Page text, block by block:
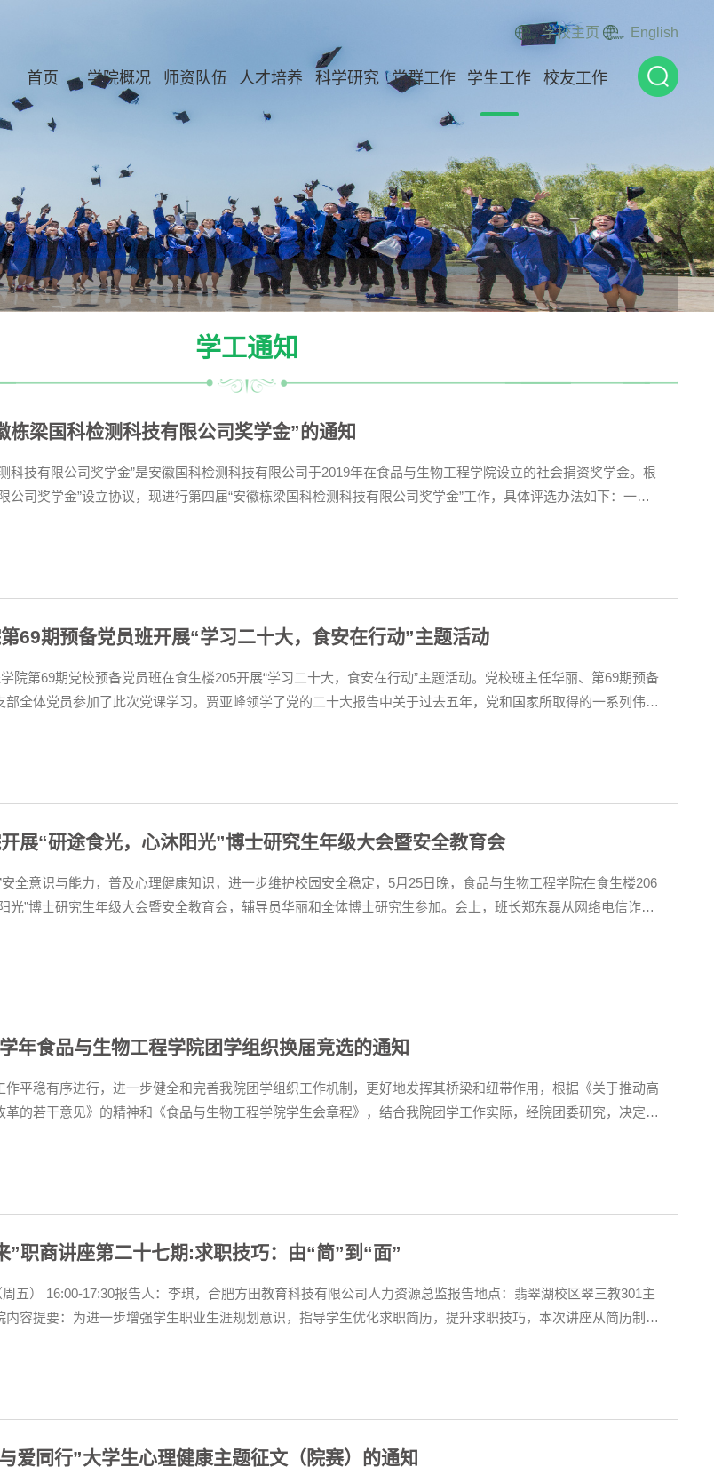
学校主页 English
首页 学院概况 师资队伍 人才培养 科学研究 党群工作 学生工作 校友工作
学工通知
栋梁国科检测科技有限公司奖学金”的通知
科技有限公司奖学金”是安徽国科检测科技有限公司于2019年在食品与生物工程学院设立的社会捐资奖学金。根
公司奖学金”设立协议，现进行第四届“安徽栋梁国科检测科技有限公司奖学金”工作，具体评选办法如下：一、
技有限公司奖学金”以食品与生物工程学院全日制本科二、三年级在校生为奖励对象，奖励数量和名额如下：合
69期预备党员班开展“学习二十大，食安在行动”主题活动
院第69期党校预备党员班在食生楼205开展“学习二十大，食安在行动”主题活动。党校班主任华丽、第69期预备
部全体党员参加了此次党课学习。贾亚峰领学了党的二十大报告中关于过去五年，党和国家所取得的一系列伟大
书记提出的“不断实现人民对美好生活的向往”为切入点，点出“吃得安全”“吃得健康”是人民群众美好生活的重要
展“研途食光，心沐阳光”博士研究生年级大会暨安全教育会
安全意识与能力，普及心理健康知识，进一步维护校园安全稳定，5月25日晚，食品与生物工程学院在食生楼206
光”博士研究生年级大会暨安全教育会，辅导员华丽和全体博士研究生参加。会上，班长郑东磊从网络电信诈骗
充网络客服”“买卖游戏账号”“杀猪盘诈骗”等常见的网络电信诈骗形式特点及作案方式，提醒同学们在日常生活中
年食品与生物工程学院团学组织换届竞选的通知
平稳有序进行，进一步健全和完善我院团学组织工作机制，更好地发挥其桥梁和纽带作用，根据《关于推动高
的若干意见》的精神和《食品与生物工程学院学生会章程》，结合我院团学工作实际，经院团委研究，决定启
程学院团学组织换届竞选，现将有关事项通知如下：一、竞选对象学院全体2021级、2022级在校本科生二、竞
”职商讲座第二十七期:求职技巧：由“简”到“面”
五） 16:00-17:30报告人：李琪，合肥方田教育科技有限公司人力资源总监报告地点：翡翠湖校区翠三教301主
容提要：为进一步增强学生职业生涯规划意识，指导学生优化求职简历，提升求职技巧，本次讲座从简历制
面展开，对求职同学提供专业指导。主讲人介绍：李琪，合肥方田教育科技有限公司人力资源总监。12年的管理
爱同行”大学生心理健康主题征文（院赛）的通知